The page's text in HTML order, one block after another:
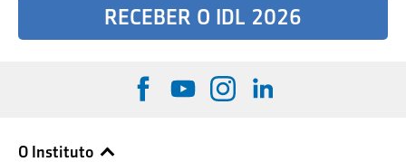
RECEBER O IDL 2026
O Instituto